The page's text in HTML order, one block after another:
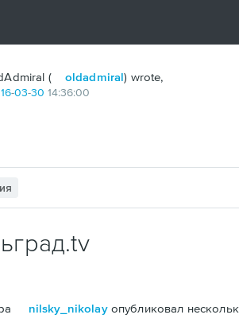
( oldadmiral) wrote,
-03-30 14:36:00
nilsky_nikolayопубликовал